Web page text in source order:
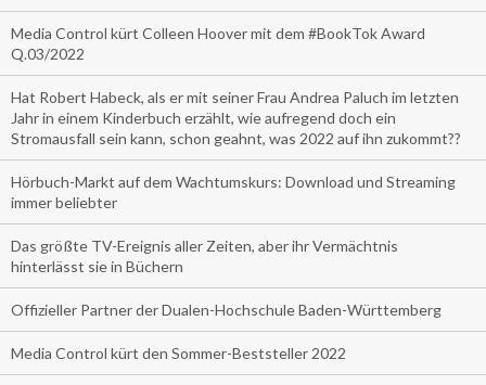
Media Control kürt Colleen Hoover mit dem #BookTok Award
Q.03/2022
Hat Robert Habeck, als er mit seiner Frau Andrea Paluch im letzten
Jahr in einem Kinderbuch erzählt, wie aufregend doch ein
Stromausfall sein kann, schon geahnt, was 2022 auf ihn zukommt??
Hörbuch-Markt auf dem Wachtumskurs: Download und Streaming
immer beliebter
Das größte TV-Ereignis aller Zeiten, aber ihr Vermächtnis
hinterlässt sie in Büchern
Offizieller Partner der Dualen-Hochschule Baden-Württemberg
Media Control kürt den Sommer-Beststeller 2022